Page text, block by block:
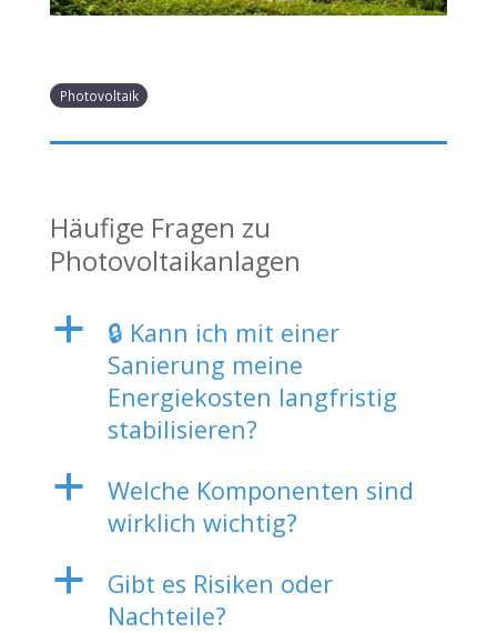
Photovoltaik
Häufige Fragen zu
Photovoltaikanlagen
a
🔒 Kann ich mit einer
Sanierung meine
Energiekosten langfristig
stabilisieren?
a
Welche Komponenten sind
wirklich wichtig?
a
Gibt es Risiken oder
Nachteile?